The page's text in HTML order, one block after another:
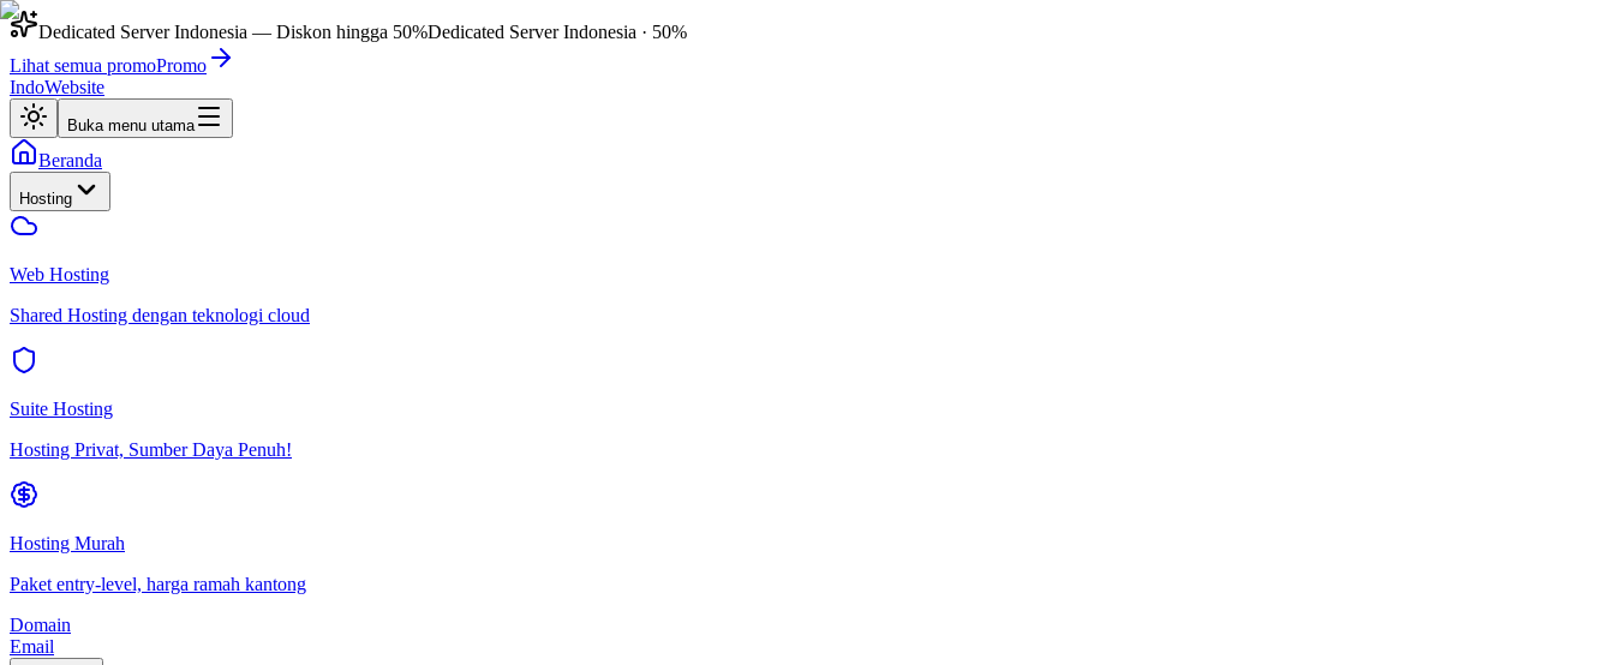
Dedicated Server Indonesia — Diskon hingga 50%Dedicated Server Indonesia · 50%
Lihat semua promoPromo
IndoWebsite
Buka menu utama
Beranda
Hosting
Web Hosting
Shared Hosting dengan teknologi cloud
Suite Hosting
Hosting Privat, Sumber Daya Penuh!
Hosting Murah
Paket entry-level, harga ramah kantong
Domain
Email